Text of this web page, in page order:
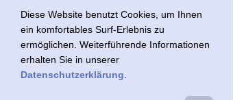
Französisches Filmwochenende
das war 2018
das war 2017
Diese Website benutzt Cookies, um Ihnen
ein komfortables Surf-Erlebnis zu
ermöglichen. Weiterführende Informationen
erhalten Sie in unserer
Datenschutzerklärung